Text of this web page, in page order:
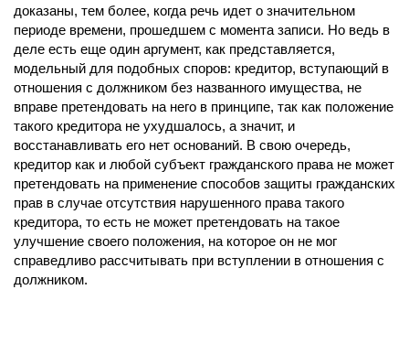
доказаны, тем более, когда речь идет о значительном
периоде времени, прошедшем с момента записи. Но ведь в
деле есть еще один аргумент, как представляется,
модельный для подобных споров: кредитор, вступающий в
отношения с должником без названного имущества, не
вправе претендовать на него в принципе, так как положение
такого кредитора не ухудшалось, а значит, и
восстанавливать его нет оснований. В свою очередь,
кредитор как и любой субъект гражданского права не может
претендовать на применение способов защиты гражданских
прав в случае отсутствия нарушенного права такого
кредитора, то есть не может претендовать на такое
улучшение своего положения, на которое он не мог
справедливо рассчитывать при вступлении в отношения с
должником.